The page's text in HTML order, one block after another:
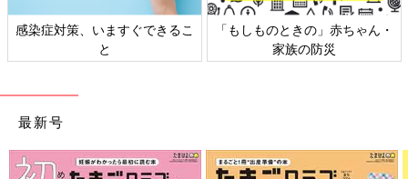
感染症対策、いますぐできるこ
と
「もしものときの」赤ちゃん・
家族の防災
最新号